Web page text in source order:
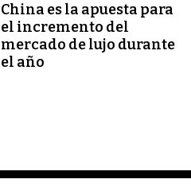
China es la apuesta para
el incremento del
mercado de lujo durante
el año